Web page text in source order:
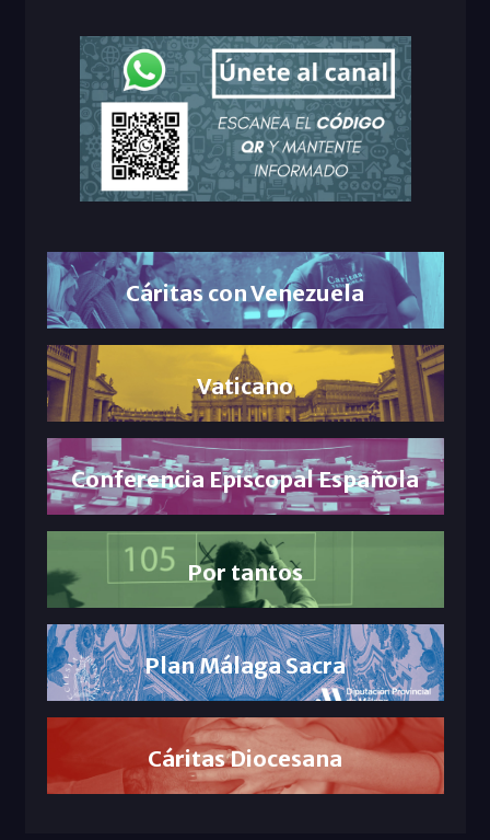
Cáritas con Venezuela
Vaticano
Conferencia Episcopal Española
Por tantos
Plan Málaga Sacra
Cáritas Diocesana